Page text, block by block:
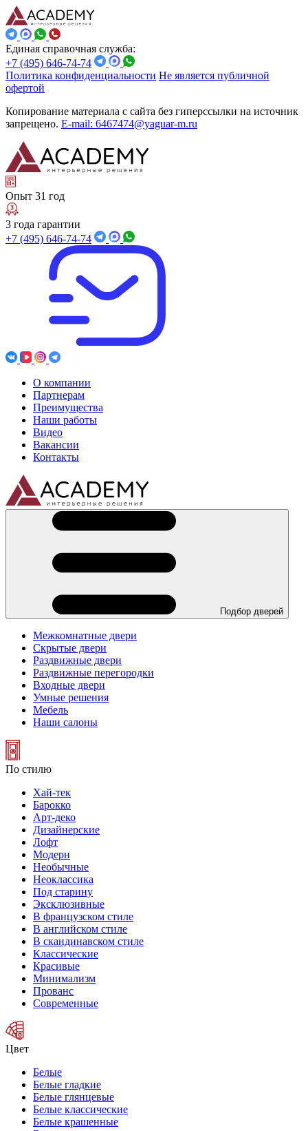
Единая справочная служба:
+7 (495) 646-74-74
Политика конфиденциальности Не является публичной
офертой
Копирование материала с сайта без гиперссылки на источник
запрещено. E-mail: 6467474@yaguar-m.ru
Опыт 31 год
3 года гарантии
+7 (495) 646-74-74
О компании
Партнерам
Преимущества
Наши работы
Видео
Вакансии
Контакты
Подбор дверей
Межкомнатные двери
Скрытые двери
Раздвижные двери
Раздвижные перегородки
Входные двери
Умные решения
Мебель
Наши салоны
По стилю
Хай-тек
Барокко
Арт-деко
Дизайнерские
Лофт
Модерн
Необычные
Неоклассика
Под старину
Эксклюзивные
В французском стиле
В английском стиле
В скандинавском стиле
Классические
Красивые
Минимализм
Прованс
Современные
Цвет
Белые
Белые гладкие
Белые глянцевые
Белые классические
Белые крашенные